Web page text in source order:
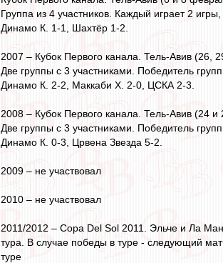
Группа из 4 участников. Каждый играет 2
Динамо К. 1-1, Шахтёр 1-2.
2007 – Кубок Первого канала. Тель-Авив (26,
Две группы с 3 участниками. Победитель
Динамо К. 2-2, Маккаби Х. 2-0, ЦСКА 2-3.
2008 – Кубок Первого канала. Тель-Авив (24 и
Две группы с 3 участниками. Победитель
Динамо К. 0-3, Црвена Звезда 5-2.
2009 – не участвовал
2010 – не участвовал
2011/2012 – Copa Del Sol 2011. Эльче и Ла
тура. В случае победы в туре - следующий
туре